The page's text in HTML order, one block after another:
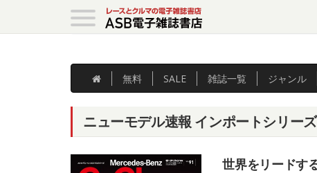
無料 SALE 雑誌一覧 ジャンル
ニューモデル速報 インポートシリー
世界をリードす